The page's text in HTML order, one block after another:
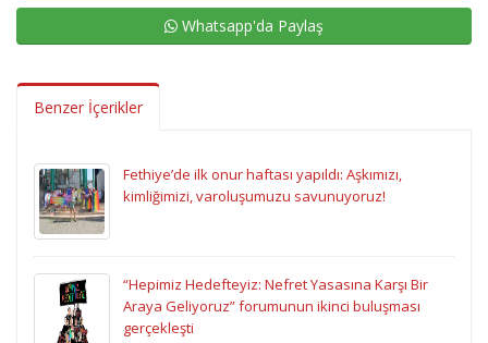
Whatsapp'da Paylaş
Benzer İçerikler
Fethiye’de ilk onur haftası yapıldı: Aşkımızı,
kimliğimizi, varoluşumuzu savunuyoruz!
“Hepimiz Hedefteyiz: Nefret Yasasına Karşı Bir
Araya Geliyoruz” forumunun ikinci buluşması
gerçekleşti